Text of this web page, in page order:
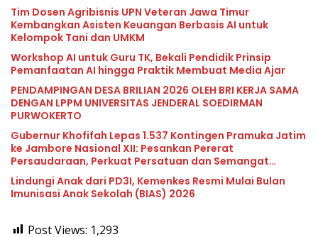
Tim Dosen Agribisnis UPN Veteran Jawa Timur
Kembangkan Asisten Keuangan Berbasis AI untuk
Kelompok Tani dan UMKM
Workshop AI untuk Guru TK, Bekali Pendidik Prinsip
Pemanfaatan AI hingga Praktik Membuat Media Ajar
PENDAMPINGAN DESA BRILIAN 2026 OLEH BRI KERJA SAMA
DENGAN LPPM UNIVERSITAS JENDERAL SOEDIRMAN
PURWOKERTO
Gubernur Khofifah Lepas 1.537 Kontingen Pramuka Jatim
ke Jambore Nasional XII: Pesankan Pererat
Persaudaraan, Perkuat Persatuan dan Semangat
Nasionalisme
Lindungi Anak dari PD3I, Kemenkes Resmi Mulai Bulan
Imunisasi Anak Sekolah (BIAS) 2026
Post Views: 1,293